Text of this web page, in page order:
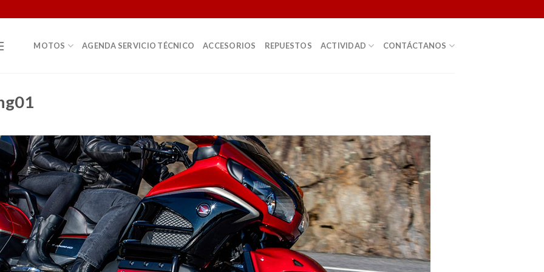
MOTOS AGENDA SERVICIO TÉCNICO ACCESORIOS REPUESTOS ACTIVIDAD CONTÁCTANOS